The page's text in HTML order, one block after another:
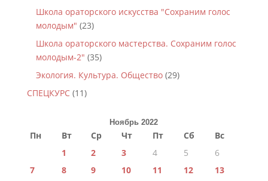
Школа ораторского искусства "Сохраним голос
молодым" (23)
Школа ораторского мастерства. Сохраним голос
молодым-2" (35)
Экология. Культура. Общество(29)
СПЕЦКУРС(11)
Ноябрь 2022
Пн Вт Ср Чт Пт Сб
Вс
1
2 3 4 5
6
7
8 9 10 11 12
13